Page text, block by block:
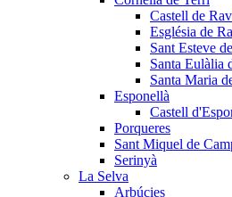
Castell de
Església de
Sant Esteve
Santa Eulàlia
Santa Maria
Esponellà
Castell
Porqueres
Sant Miquel de
Serinyà
La Selva
Arbúcies